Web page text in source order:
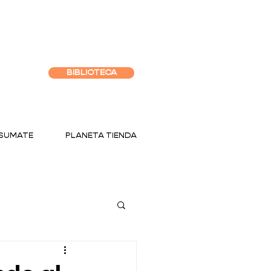
BIBLIOTECA
PLANETA TIENDA